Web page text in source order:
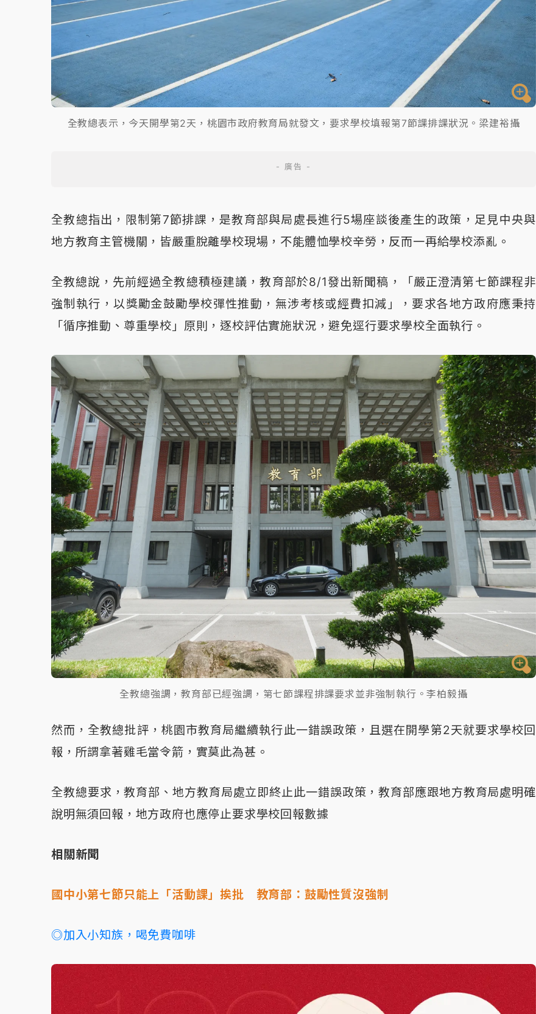
全教總表示，今天開學第2天，桃園市政府教育局就發文，要求學校填報第7節課排課狀況。梁建裕攝
全教總指出，限制第7節排課，是教育部與局處長進行5場座談後產生的政策，足見中央與
地方教育主管機關，皆嚴重脫離學校現場，不能體恤學校辛勞，反而一再給學校添亂。
全教總說，先前經過全教總積極建議，教育部於8/1發出新聞稿，「嚴正澄清第七節課程非
強制執行，以獎勵金鼓勵學校彈性推動，無涉考核或經費扣減」，要求各地方政府應秉持
「循序推動、尊重學校」原則，逐校評估實施狀況，避免逕行要求學校全面執行。
全教總強調，教育部已經強調，第七節課程排課要求並非強制執行。李柏毅攝
然而，全教總批評，桃園市教育局繼續執行此一錯誤政策，且選在開學第2天就要求學校回
報，所謂拿著雞毛當令箭，實莫此為甚。
全教總要求，教育部、地方教育局處立即終止此一錯誤政策，教育部應跟地方教育局處明確
說明無須回報，地方政府也應停止要求學校回報數據
相關新聞
國中小第七節只能上「活動課」挨批 教育部：鼓勵性質沒強制
◎加入小知族，喝免費咖啡